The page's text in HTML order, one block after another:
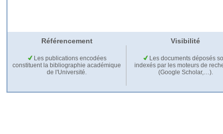
Référencement Visibilité
Les publications encodées
constituent la bibliographie académique
de l'Université.
Les documents déposés
indexés par les moteurs de
(Google Scholar,…).